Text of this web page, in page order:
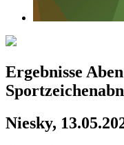
Ergebnisse
Niesky,